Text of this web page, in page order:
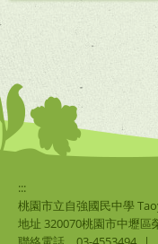
:::
桃園市立自強國民中學
地址 320070桃園市中壢區